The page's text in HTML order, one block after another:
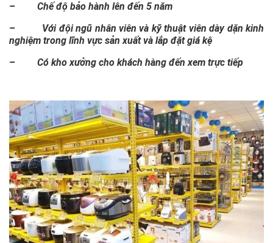
– Chế độ bảo hành lên đến 5 năm
– Với đội ngũ nhân viên và kỹ thuật viên dày dặn kinh
nghiệm trong lĩnh vực sản xuất và lắp đặt giá kệ
– Có kho xưởng cho khách hàng đến xem trực tiếp